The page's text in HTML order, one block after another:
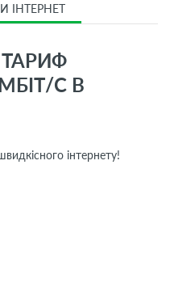
ІНТЕРНЕТ
С В
інтернету!